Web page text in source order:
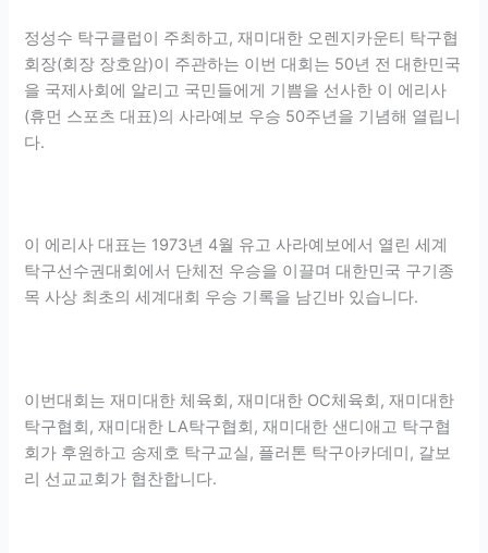
정성수 탁구클럽이 주최하고, 재미대한 오렌지카운티 탁구협
회장(회장 장호암)이 주관하는 이번 대회는 50년 전 대한민국
을 국제사회에 알리고 국민들에게 기쁨을 선사한 이 에리사
(휴먼 스포츠 대표)의 사라예보 우승 50주년을 기념해 열립니
다.
이 에리사 대표는 1973년 4월 유고 사라예보에서 열린 세계
탁구선수권대회에서 단체전 우승을 이끌며 대한민국 구기종
목 사상 최초의 세계대회 우승 기록을 남긴바 있습니다.
이번대회는 재미대한 체육회, 재미대한 OC체육회, 재미대한
탁구협회, 재미대한 LA탁구협회, 재미대한 샌디애고 탁구협
회가 후원하고 송제호 탁구교실, 플러톤 탁구아카데미, 갈보
리 선교교회가 협찬합니다.